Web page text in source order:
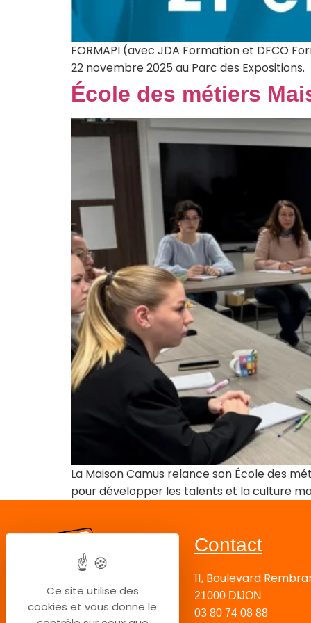
FORMAPI (avec JDA Formation et DFCO
22 novembre 2025 au Parc des Expositions.
École des métiers
La Maison Camus relance son École des
pour développer les talents et la culture
Contact
11, Boulevard
21000 DIJON
03 80 74 08 88
Ce site utilise des
cookies et vous donne le